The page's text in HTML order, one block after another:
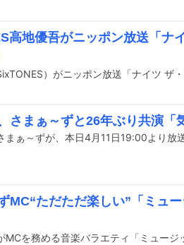
高地優吾がニッポン放送「ナ
）がニッポン放送「ナイツ ザ
さまぁ～ずと26年ぶり共演「
MC“ただただ楽しい”「ミュ